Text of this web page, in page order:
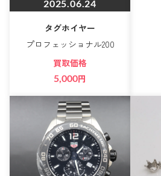
2025.06.24
タグホイヤー
プロフェッショナル200
買取価格
5,000円